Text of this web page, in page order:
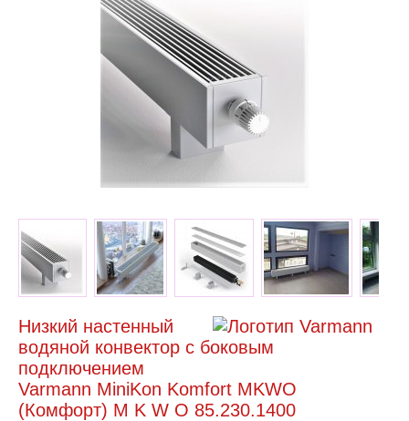
Низкий настенный
водяной конвектор с боковым
подключением
Varmann MiniKon Komfort MKWO
(Комфорт) M K W O 85.230.1400